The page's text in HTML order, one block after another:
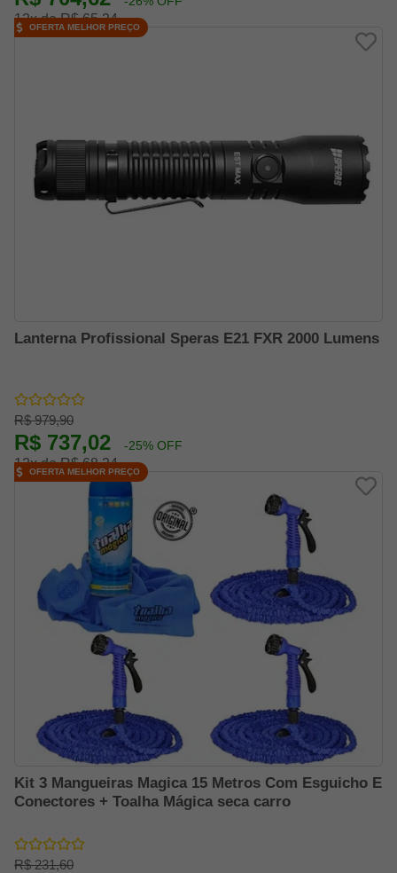
12x de R$ 65,24
Lanterna Profissional Speras E21 FXR 2000 Lumens
R$ 979,90
R$ 737,02 -25% OFF
12x de R$ 68,24
OFERTA MELHOR PREÇO
Kit 3 Mangueiras Magica 15 Metros Com Esguicho E
Conectores + Toalha Mágica seca carro
R$ 231,60
OFERTA MELHOR PREÇO